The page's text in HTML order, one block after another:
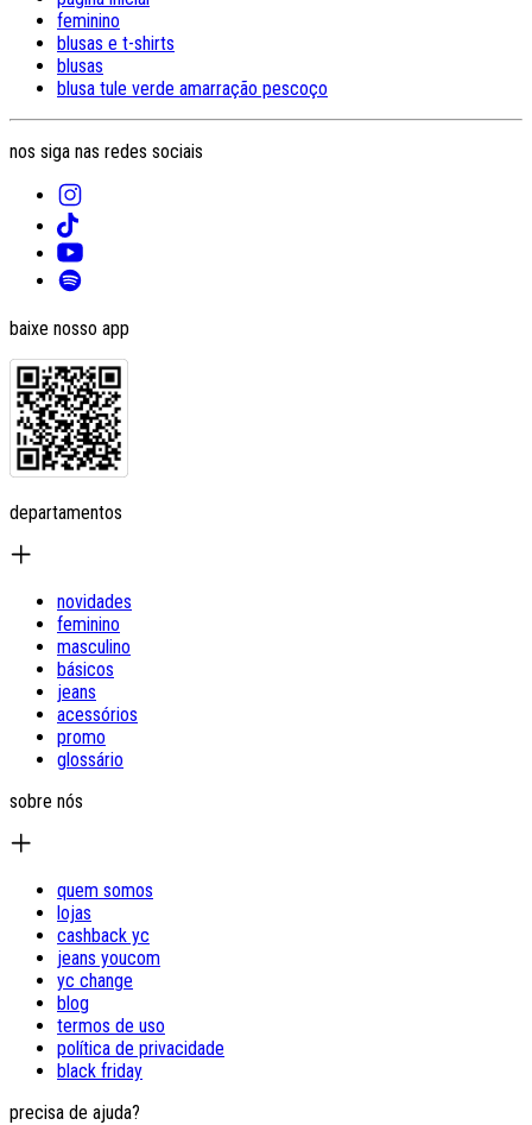
feminino
blusas e t-shirts
blusas
blusa tule verde amarração pescoço
nos siga nas redes sociais
baixe nosso app
departamentos
novidades
feminino
masculino
básicos
jeans
acessórios
promo
glossário
sobre nós
quem somos
lojas
cashback yc
jeans youcom
yc change
blog
termos de uso
política de privacidade
black friday
precisa de ajuda?